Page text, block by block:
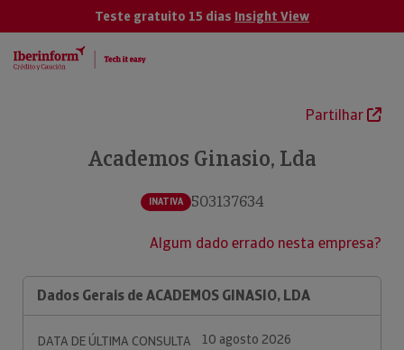
Teste gratuito 15 dias Insight View
Partilhar
Academos Ginasio, Lda
INATIVA 503137634
Algum dado errado nesta empresa?
Dados Gerais de ACADEMOS GINASIO, LDA
DATA DE ÚLTIMA CONSULTA
10 agosto 2026